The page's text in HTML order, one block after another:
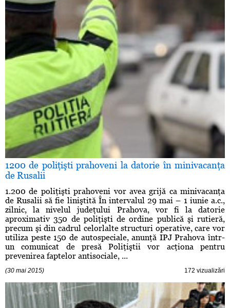
1200 de poliţişti prahoveni la datorie în minivacanţa
de Rusalii
1.200 de poliţişti prahoveni vor avea grijă ca minivacanţa
de Rusalii să fie liniştită În intervalul 29 mai – 1 iunie a.c.,
zilnic, la nivelul judeţului Prahova, vor fi la datorie
aproximativ 350 de poliţişti de ordine publică şi rutieră,
precum şi din cadrul celorlalte structuri operative, care vor
utiliza peste 150 de autospeciale, anunţă IPJ Prahova într-
un comunicat de presă Poliţiştii vor acţiona pentru
prevenirea faptelor antisociale, ...
(30 mai 2015) 172 vizualizări